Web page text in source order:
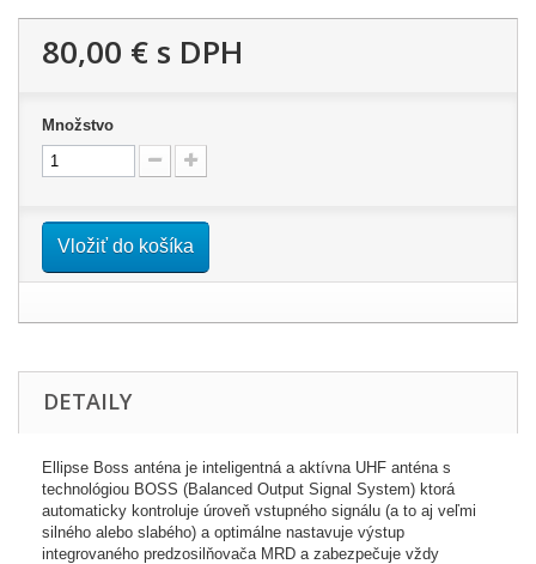
80,00 € s DPH
Množstvo
Vložiť do košíka
DETAILY
Ellipse Boss anténa je inteligentná a aktívna UHF anténa s
technológiou BOSS (Balanced Output Signal System) ktorá
automaticky kontroluje úroveň vstupného signálu (a to aj veľmi
silného alebo slabého) a optimálne nastavuje výstup
integrovaného predzosilňovača MRD a zabezpečuje vždy